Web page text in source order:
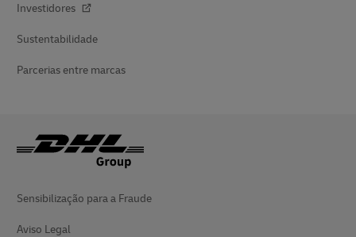
Investidores
Sustentabilidade
Parcerias entre marcas
Sensibilização para a Fraude
Aviso Legal